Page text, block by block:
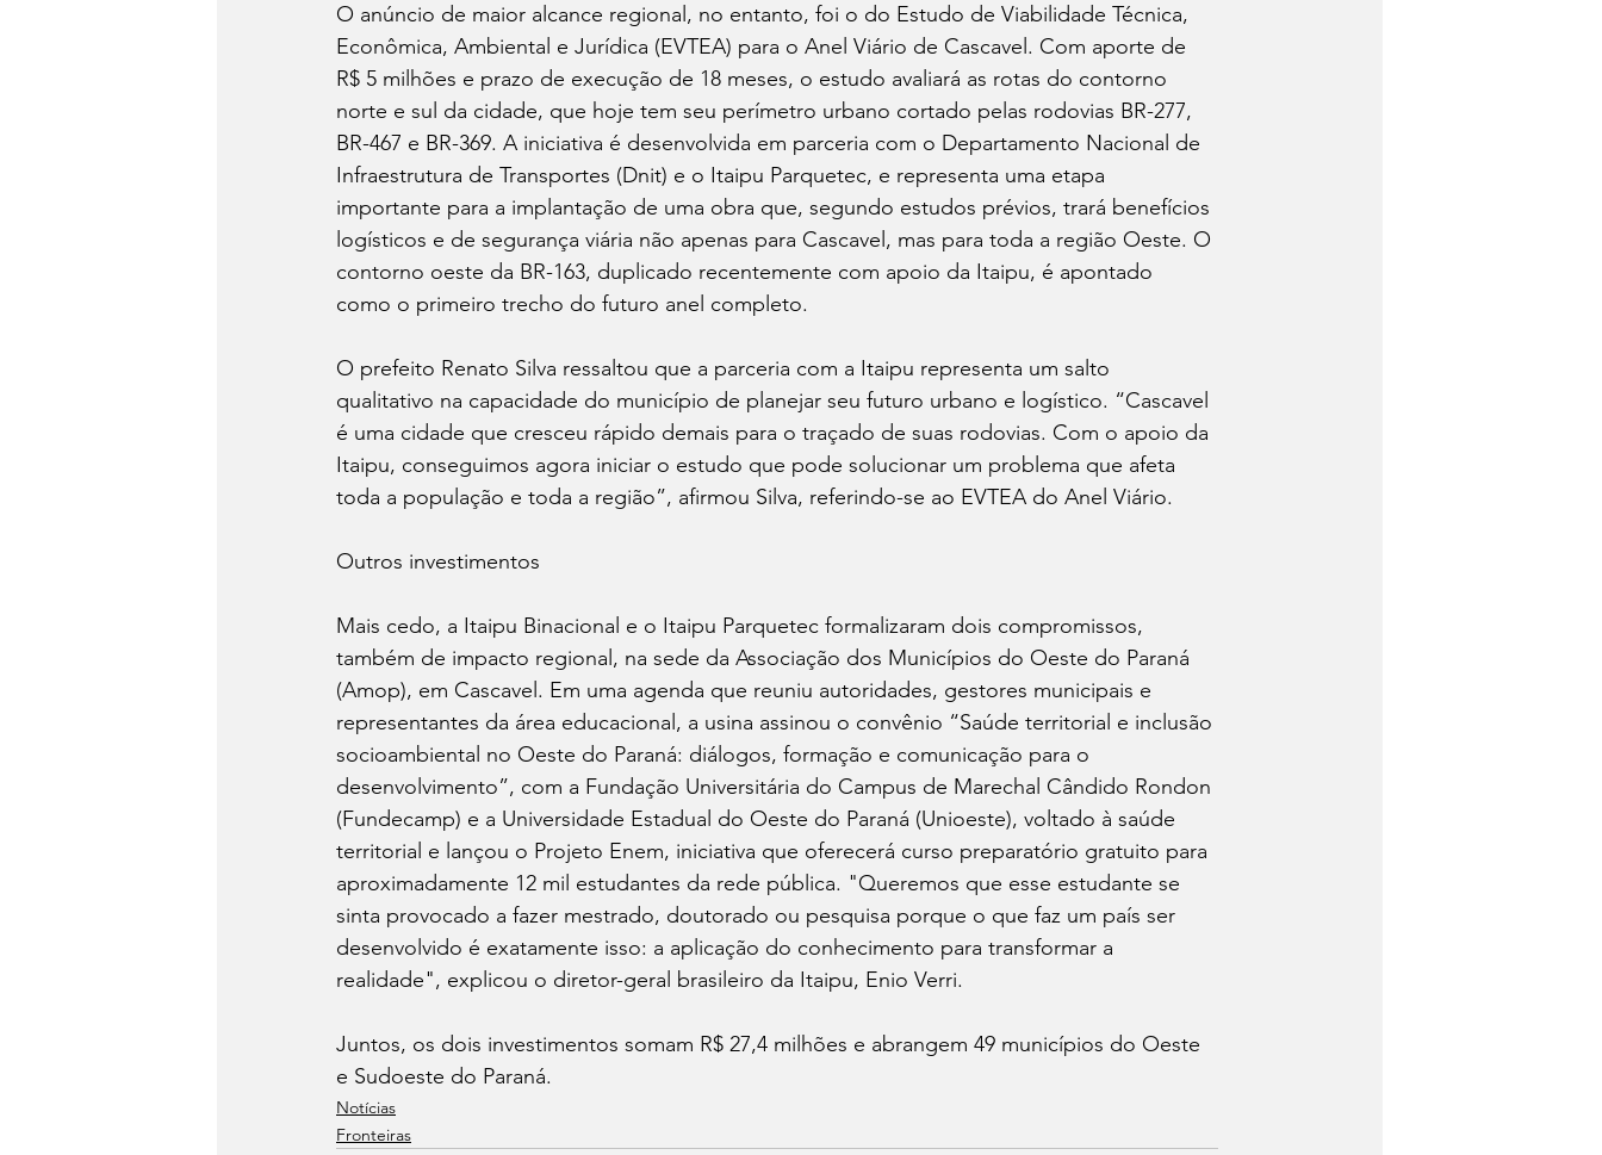
O anúncio de maior alcance regional, no entanto, foi o do Estudo de Viabilidade Técnica,
Econômica, Ambiental e Jurídica (EVTEA) para o Anel Viário de Cascavel. Com aporte de
R$ 5 milhões e prazo de execução de 18 meses, o estudo avaliará as rotas do contorno
norte e sul da cidade, que hoje tem seu perímetro urbano cortado pelas rodovias BR-277,
BR-467 e BR-369. A iniciativa é desenvolvida em parceria com o Departamento Nacional de
Infraestrutura de Transportes (Dnit) e o Itaipu Parquetec, e representa uma etapa
importante para a implantação de uma obra que, segundo estudos prévios, trará benefícios
logísticos e de segurança viária não apenas para Cascavel, mas para toda a região Oeste. O
contorno oeste da BR-163, duplicado recentemente com apoio da Itaipu, é apontado
como o primeiro trecho do futuro anel completo.
O prefeito Renato Silva ressaltou que a parceria com a Itaipu representa um salto
qualitativo na capacidade do município de planejar seu futuro urbano e logístico. “Cascavel
é uma cidade que cresceu rápido demais para o traçado de suas rodovias. Com o apoio da
Itaipu, conseguimos agora iniciar o estudo que pode solucionar um problema que afeta
toda a população e toda a região”, afirmou Silva, referindo-se ao EVTEA do Anel Viário.
Outros investimentos
Mais cedo, a Itaipu Binacional e o Itaipu Parquetec formalizaram dois compromissos,
também de impacto regional, na sede da Associação dos Municípios do Oeste do Paraná
(Amop), em Cascavel. Em uma agenda que reuniu autoridades, gestores municipais e
representantes da área educacional, a usina assinou o convênio “Saúde territorial e inclusão
socioambiental no Oeste do Paraná: diálogos, formação e comunicação para o
desenvolvimento”, com a Fundação Universitária do Campus de Marechal Cândido Rondon
(Fundecamp) e a Universidade Estadual do Oeste do Paraná (Unioeste), voltado à saúde
territorial e lançou o Projeto Enem, iniciativa que oferecerá curso preparatório gratuito para
aproximadamente 12 mil estudantes da rede pública. "Queremos que esse estudante se
sinta provocado a fazer mestrado, doutorado ou pesquisa porque o que faz um país ser
desenvolvido é exatamente isso: a aplicação do conhecimento para transformar a
realidade", explicou o diretor-geral brasileiro da Itaipu, Enio Verri.
Juntos, os dois investimentos somam R$ 27,4 milhões e abrangem 49 municípios do Oeste
e Sudoeste do Paraná.
Notícias
Fronteiras